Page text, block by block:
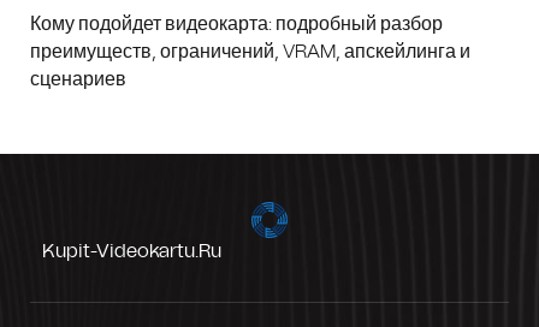
Кому подойдет видеокарта: подробный разбор
преимуществ, ограничений, VRAM, апскейлинга и
сценариев
Kupit-Videokartu.ru